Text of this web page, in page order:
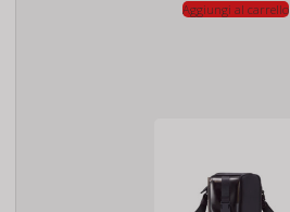
Aggiungi al carrello